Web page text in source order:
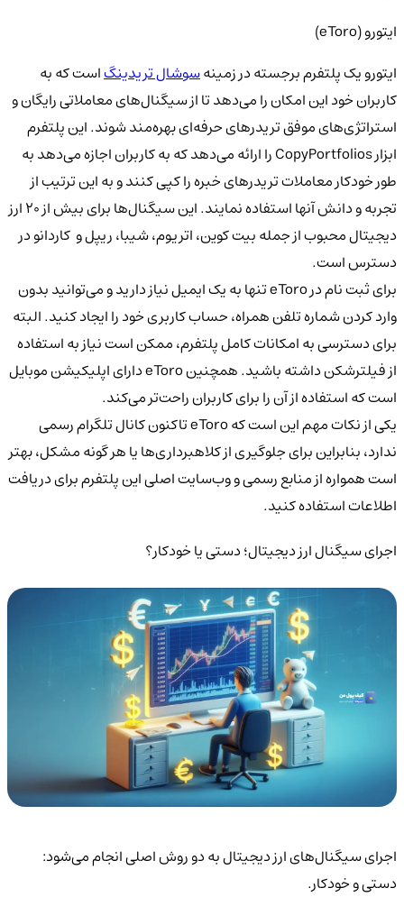
ایتورو (eToro)
ایتورو یک پلتفرم برجسته در زمینهسوشال تریدینگاست که به
کاربران خود این امکان را می‌دهد تا از سیگنال‌های معاملاتی رایگان و
استراتژی‌های موفق تریدرهای حرفه‌ای بهره‌مند شوند. این پلتفرم
ابزار CopyPortfolios را ارائه می‌دهد که به کاربران اجازه می‌دهد به
طور خودکار معاملات تریدرهای خبره را کپی کنند و به این ترتیب از
تجربه و دانش آنها استفاده نمایند. این سیگنال‌ها برای بیش از ۲۰ ارز
دیجیتال محبوب از جمله بیت کوین، اتریوم، شیبا، ریپل و کاردانو در
دسترس است.
برای ثبت نام در eToro تنها به یک ایمیل نیاز دارید و می‌توانید بدون
وارد کردن شماره تلفن همراه، حساب کاربری خود را ایجاد کنید. البته
برای دسترسی به امکانات کامل پلتفرم، ممکن است نیاز به استفاده
از فیلترشکن داشته باشید. همچنین eToro دارای اپلیکیشن موبایل
است که استفاده از آن را برای کاربران راحت‌تر می‌کند.
یکی از نکات مهم این است که eToro تاکنون کانال تلگرام رسمی
ندارد، بنابراین برای جلوگیری از کلاهبرداری‌ها یا هر گونه مشکل، بهتر
است همواره از منابع رسمی و وب‌سایت اصلی این پلتفرم برای دریافت
اطلاعات استفاده کنید.
اجرای سیگنال ارز دیجیتال؛ دستی یا خودکار؟
اجرای سیگنال‌های ارز دیجیتال به دو روش اصلی انجام می‌شود:
دستی و خودکار.